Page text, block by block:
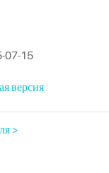
07-15
версия
>